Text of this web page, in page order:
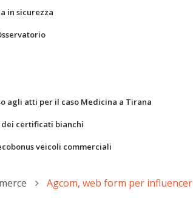
in sicurezza
agli atti per il caso Medicina a Tirana
dei certificati bianchi
veicoli commerciali
Agcom, web form per influencer